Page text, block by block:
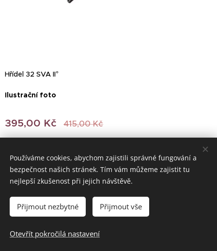
Hřídel 32 SVA II°
Ilustrační foto
395,00 Kč 415,00Kč
Do košíku
© 2022 Všechna práva vyhrazena
Používáme cookies, abychom zajistili správné fungování a
bezpečnost našich stránek. Tím vám můžeme zajistit tu
nejlepší zkušenost při jejich návštěvě.
Přijmout nezbytné Přijmout vše
Otevřít pokročilá nastavení